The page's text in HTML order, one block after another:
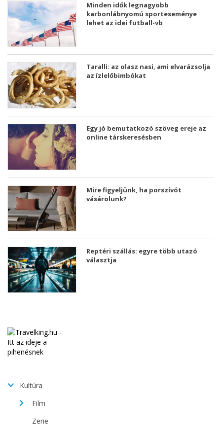
Minden idők legnagyobb
karbonlábnyomú sporteseménye
lehet az idei futball-vb
Taralli: az olasz nasi, ami elvarázsolja
az ízlelőbimbókat
Egy jó bemutatkozó szöveg ereje az
online társkeresésben
Mire figyeljünk, ha porszívót
vásárolunk?
Reptéri szállás: egyre több utazó
választja
Kultúra
Film
Zene